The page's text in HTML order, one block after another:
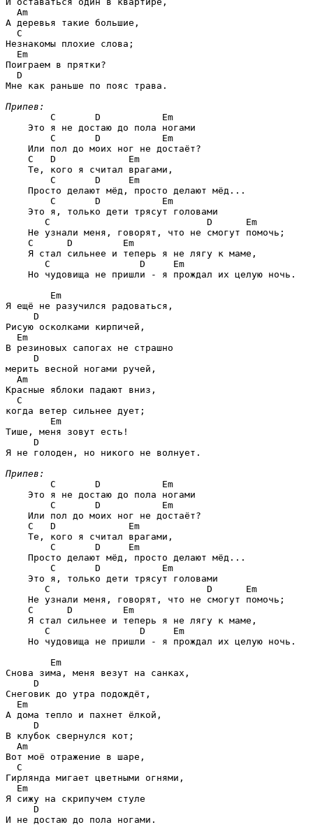
Am
А деревья такие большие,
C
Незнакомы плохие слова;
Em
Поиграем в прятки?
D
Мне как раньше по пояс трава.
Припев:
C       D           Em
    Это я не достаю до пола ногами
C       D           Em
    Или пол до моих ног не достаёт?
C   D             Em
    Те, кого я считал врагами,
C       D     Em
    Просто делают мёд, просто делают мёд...
C       D           Em
    Это я, только дети трясут головами
C                            D      Em
    Не узнали меня, говорят, что не смогут помочь;
C      D         Em
    Я стал сильнее и теперь я не лягу к маме,
C                D     Em
    Но чудовища не пришли - я прождал их целую ночь.
Em
Я ещё не разучился радоваться,
D
Рисую осколками кирпичей,
Em
В резиновых сапогах не страшно
D
мерить весной ногами ручей,
Am
Красные яблоки падают вниз,
C
когда ветер сильнее дует;
Em
Тише, меня зовут есть!
D
Я не голоден, но никого не волнует.
Припев:
C       D           Em
    Это я не достаю до пола ногами
C       D           Em
    Или пол до моих ног не достаёт?
C   D             Em
    Те, кого я считал врагами,
C       D     Em
    Просто делают мёд, просто делают мёд...
C       D           Em
    Это я, только дети трясут головами
C                            D      Em
    Не узнали меня, говорят, что не смогут помочь;
C      D         Em
    Я стал сильнее и теперь я не лягу к маме,
C                D     Em
    Но чудовища не пришли - я прождал их целую ночь.
Em
Снова зима, меня везут на санках,
D
Снеговик до утра подождёт,
Em
А дома тепло и пахнет ёлкой,
D
В клубок свернулся кот;
Am
Вот моё отражение в шаре,
C
Гирлянда мигает цветными огнями,
Em
Я сижу на скрипучем стуле
D
И не достаю до пола ногами.